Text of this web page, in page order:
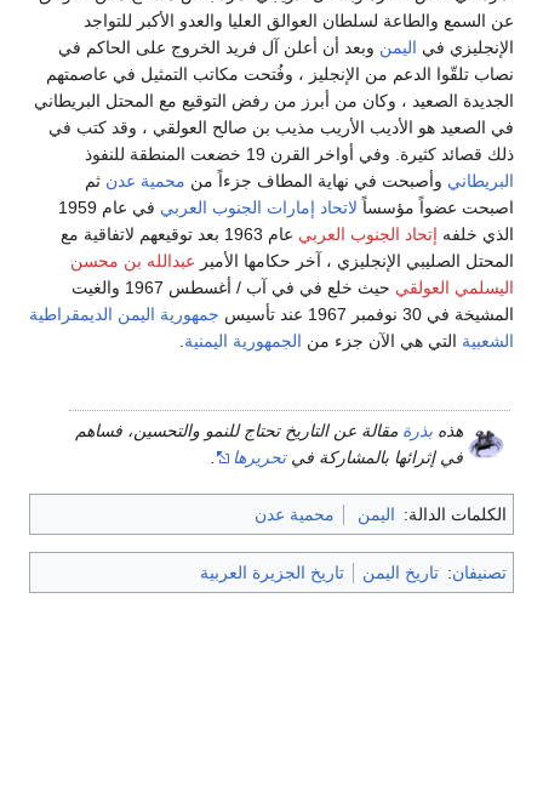
عن السمع والطاعة لسلطان العوالق العليا والعدو الأكبر للتواجد
الإنجليزي في اليمن وبعد أن أعلن آل فريد الخروج على الحاكم في
نصاب تلقّوا الدعم من الإنجليز ، وفُتحت مكاتب التمثيل في عاصمتهم
الجديدة الصعيد ، وكان من أبرز من رفض التوقيع مع المحتل البريطاني
في الصعيد هو الأديب الأريب مذيب بن صالح العولقي ، وقد كتب في
ذلك قصائد كثيرة. وفي أواخر القرن 19 خضعت المنطقة للنفوذ
البريطاني وأصبحت في نهاية المطاف جزءاً من محمية عدن ثم
اصبحت عضواً مؤسساً لاتحاد إمارات الجنوب العربي
في عام 1959
الذي خلفه إتحاد الجنوب العربي
عام 1963 بعد توقيعهم لاتفاقية مع
المحتل الصليبي الإنجليزي ، آخر حكامها الأمير عبدالله بن محسن
اليسلمي العولقي
حيث خلع في في آب / أغسطس 1967 والغيت
المشيخة في 30 نوفمبر 1967 عند تأسيس
جمهورية اليمن الديمقراطية
الشعبية التي هي الآن جزء من الجمهورية اليمنية
هذه بذرة مقالة عن التاريخ تحتاج للنمو والتحسين، فساهم
في إثرائها بالمشاركة فيتحريرها
الكلمات الدالة: اليمن محمية عدن
تصنيفان: تاريخ اليمن تاريخ الجزيرة العربية